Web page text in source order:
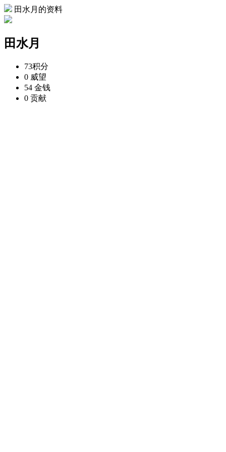
田水月的资料
田水月
73积分
0 威望
54 金钱
0 贡献